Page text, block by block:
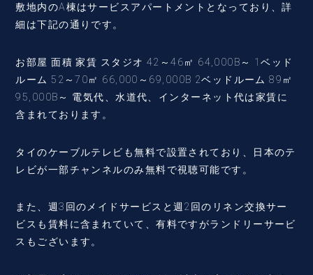
敷地内のA棟はサービスアパートメントとなっており、詳
細は下記の通りです。
お部屋 面積 家賃 スタジオ 42～46㎡ 64,000B～ 1ベッド
ルーム 52～70㎡ 66,000～69,000B 2ベッドルーム 89㎡
95,000B～ 電気代、水道代、インターネット代は家賃に
含まれております。
タイのケーブルテレビも無料で設置されており、日本のテ
レビが一部チャンネルのみ無料で視聴可能です。
また、週3回のメイドサービスと週2回のリネン交換サー
ビスも賃料に含まれていて、有料ですがランドリーサービ
スもございます。